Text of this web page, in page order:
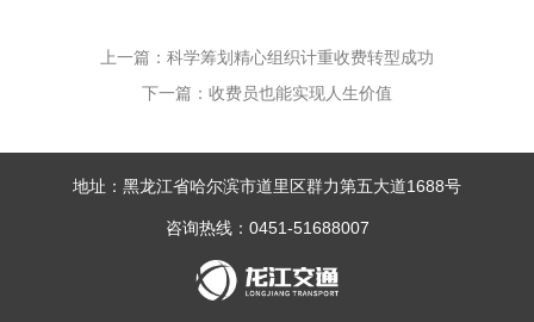
上一篇：科学筹划精心组织计重收费转型成功
下一篇：收费员也能实现人生价值
地址：黑龙江省哈尔滨市道里区群力第五大道1688号
咨询热线：0451-51688007